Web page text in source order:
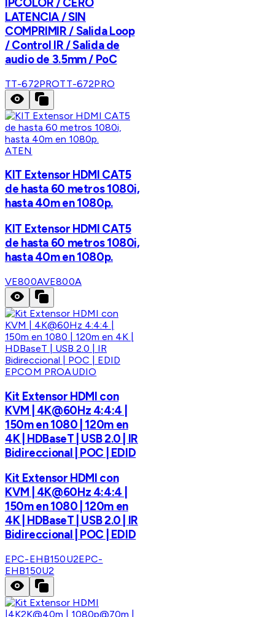
LATENCIA / SIN
COMPRIMIR / Salida Loop
/ Control IR / Salida de
audio de 3.5mm / PoC
TT-672PROTT-672PRO
ATEN
KIT Extensor HDMI CAT5
de hasta 60 metros 1080i,
hasta 40m en 1080p.
KIT Extensor HDMI CAT5
de hasta 60 metros 1080i,
hasta 40m en 1080p.
VE800AVE800A
EPCOM PROAUDIO
Kit Extensor HDMI con
KVM | 4K@60Hz 4:4:4 |
150m en 1080 | 120m en
4K | HDBaseT | USB 2.0 | IR
Bidireccional | POC | EDID
Kit Extensor HDMI con
KVM | 4K@60Hz 4:4:4 |
150m en 1080 | 120m en
4K | HDBaseT | USB 2.0 | IR
Bidireccional | POC | EDID
EPC-EHB150U2EPC-
EHB150U2